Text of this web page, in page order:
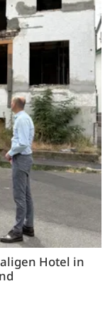
Hotel in